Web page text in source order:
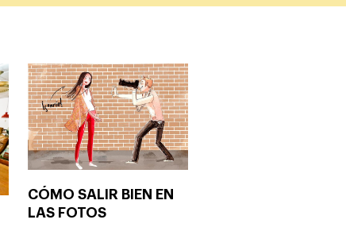
CÓMO SALIR BIEN EN
LAS FOTOS